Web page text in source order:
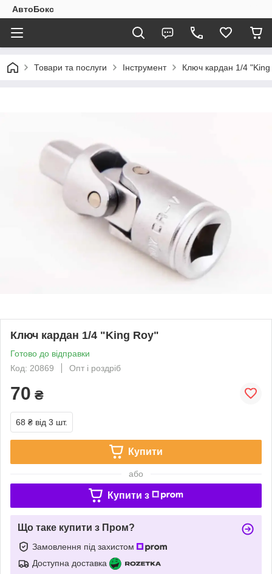
АвтоБокс
Товари та послуги Інструмент Ключ кардан 1/4 "King
Ключ кардан 1/4 "King Roy"
Готово до відправки
Код: 20869
Опт і роздріб
70 ₴
68 ₴ від 3 шт.
Купити
або
Купити з
Що таке купити з Пром?
Замовлення під захистом
Доступна доставка